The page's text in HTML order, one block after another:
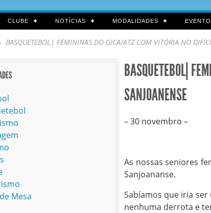
CLUBE NOTÍCIAS MODALIDADES
BASQUETEBOL| FEMININAS DO GICA/ATZ COM VITÓRIA NO
BASQUETEBOL|
SANJOANENSE
– 30 novembro –
As nossas seniores
Sanjoananse.
Sabíamos que iria
nenhuma derrota e
Mesa